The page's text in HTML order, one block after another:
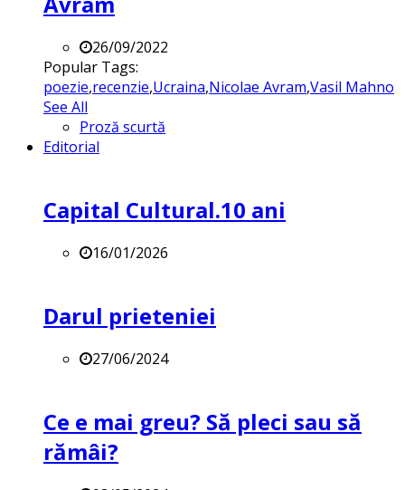
26/09/2022
Popular Tags:
poezie,recenzie,Ucraina,Nicolae Avram,Vasil Mahno
See All
Proză scurtă
Editorial
Capital Cultural.10 ani
16/01/2026
Darul prieteniei
27/06/2024
Ce e mai greu? Să pleci sau să
rămâi?